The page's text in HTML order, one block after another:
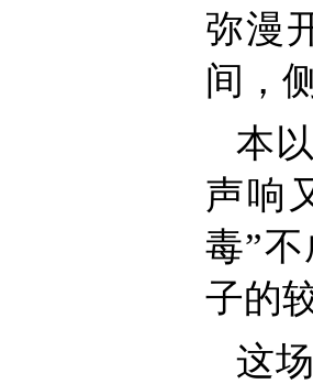
弥漫
间，
本
声响
毒”
子的
这